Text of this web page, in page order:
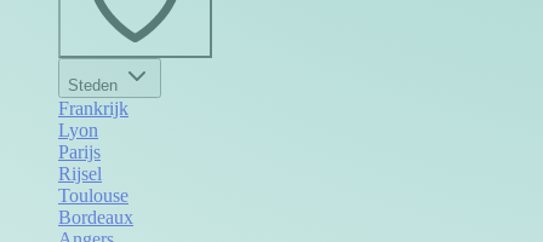
Steden
Frankrijk
Lyon
Parijs
Rijsel
Toulouse
Bordeaux